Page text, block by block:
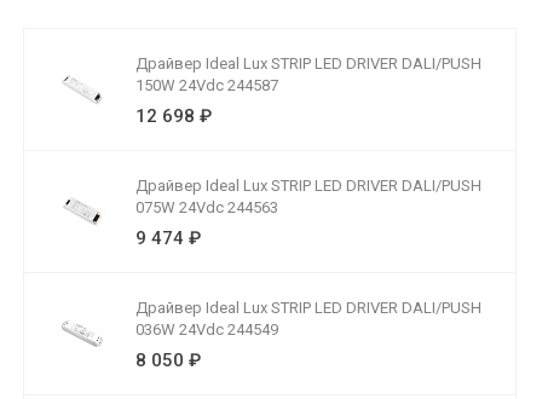
Драйвер Ideal Lux STRIP LED DRIVER DALI/PUSH
150W 24Vdc 244587
12 698 ₽
Драйвер Ideal Lux STRIP LED DRIVER DALI/PUSH
075W 24Vdc 244563
9 474 ₽
Драйвер Ideal Lux STRIP LED DRIVER DALI/PUSH
036W 24Vdc 244549
8 050 ₽